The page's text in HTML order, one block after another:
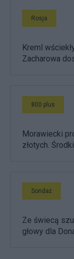
Rosja
Kreml
Zacharowa
800 plus
Morawiecki
złotych.
Sondaż
Ze świecą
głowy dla